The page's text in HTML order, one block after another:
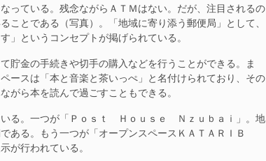
っている。残念ながらＡＴＭはない。だが、注目されるの
とである（写真）。「地域に寄り添う郵便局」として、
」というコンセプトが掲げられている。
金の手続きや切手の購入などを行うことができる。ま
ースは「本と音楽と茶いっぺ」と名付けられており、その
がら本を読んで過ごすこともできる。
る。一つが「Ｐｏｓｔ Ｈｏｕｓｅ Ｎｚｕｂａｉ」。地
ある。もう一つが「オープンスペースＫＡＴＡＲＩＢ
が行われている。